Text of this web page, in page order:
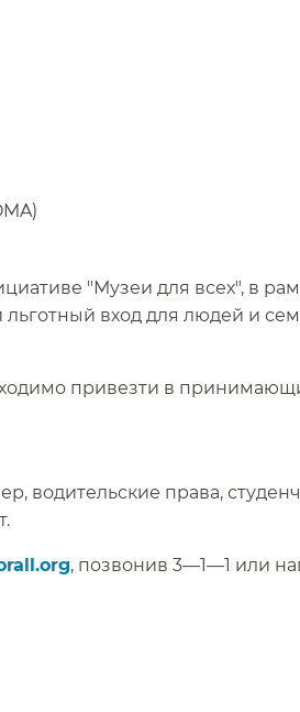
"Музеи для всех", в
вход для людей и
привезти в
водительские права,
, позвонив 3—1—1 или